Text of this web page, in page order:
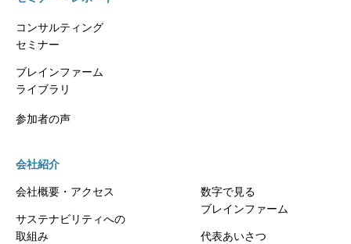
コンサルティング
セミナー
ブレインファーム
ライブラリ
参加者の声
会社紹介
会社概要・アクセス
サステナビリティへの
取組み
数字で見る
ブレインファーム
代表あいさつ